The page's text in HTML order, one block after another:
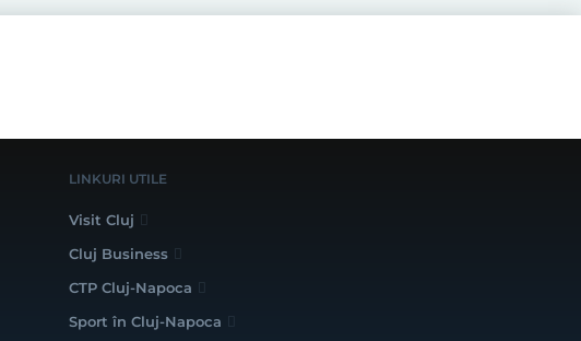
LINKURI UTILE
Visit Cluj
Cluj Business
CTP Cluj-Napoca
Sport în Cluj-Napoca